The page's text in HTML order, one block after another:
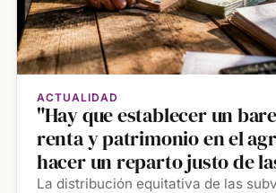
ACTUALIDAD
"Hay que establecer un
renta y patrimonio en el
hacer un reparto justo de
La distribución equitativa de las